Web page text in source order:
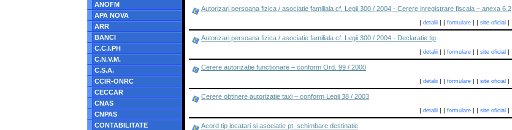
ANOFM
APA NOVA
ARR
BANCI
C.C.I.PH
C.N.V.M.
C.S.A.
CCIR-ONRC
CECCAR
CNAS
CNPAS
CONTABILITATE
Autorizari persoana fizica / asociatie familiala cf. Legii 300 / 2004 - Cerere inregistrare fiscala – anexa 6.2
| detalii| | formulare| | site oficial|
Autorizari persoana fizica / asociatie familiala cf. Legii 300 / 2004 - Declaratie tip
| detalii| | formulare| | site oficial|
Cerere autorizatie functionare – conform Ord. 99 / 2000
| detalii| | formulare| | site oficial|
Cerere obtinere autorizatie taxi – conform Legii 38 / 2003
| detalii| | formulare| | site oficial|
Acord tip locatari si asociatie pt. schimbare destinatie